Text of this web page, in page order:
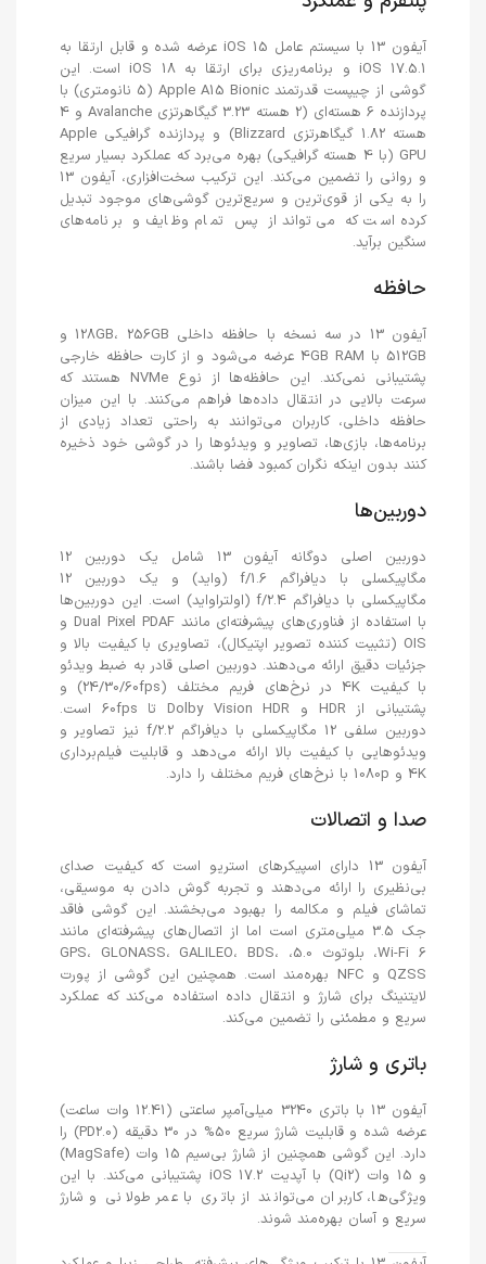
آیفون 13 با سیستم عامل iOS 15 عرضه شده و قابل ارتقا به
iOS 17.5.1 و برنامه‌ریزی برای ارتقا به iOS 18 است. این
گوشی از چیپست قدرتمند Apple A15 Bionic (5 نانومتری) با
پردازنده 6 هسته‌ای (2 هسته 3.23 گیگاهرتزی Avalanche و 4
هسته 1.82 گیگاهرتزی Blizzard) و پردازنده گرافیکی Apple
GPU (با 4 هسته گرافیکی) بهره می‌برد که عملکرد بسیار سریع
و روانی را تضمین می‌کند. این ترکیب سخت‌افزاری، آیفون 13
را به یکی از قوی‌ترین و سریع‌ترین گوشی‌های موجود تبدیل
کرده است که می‌تواند از پس تمام وظایف و برنامه‌های
سنگین برآید.
حافظه
آیفون 13 در سه نسخه با حافظه داخلی 128GB، 256GB و
512GB با 4GB RAM عرضه می‌شود و از کارت حافظه خارجی
پشتیبانی نمی‌کند. این حافظه‌ها از نوع NVMe هستند که
سرعت بالایی در انتقال داده‌ها فراهم می‌کنند. با این میزان
حافظه داخلی، کاربران می‌توانند به راحتی تعداد زیادی از
برنامه‌ها، بازی‌ها، تصاویر و ویدئوها را در گوشی خود ذخیره
کنند بدون اینکه نگران کمبود فضا باشند.
دوربین‌ها
دوربین اصلی دوگانه آیفون 13 شامل یک دوربین 12
مگاپیکسلی با دیافراگم f/1.6 (واید) و یک دوربین 12
مگاپیکسلی با دیافراگم f/2.4 (اولتراواید) است. این دوربین‌ها
با استفاده از فناوری‌های پیشرفته‌ای مانند Dual Pixel PDAF و
OIS (تثبیت کننده تصویر اپتیکال)، تصاویری با کیفیت بالا و
جزئیات دقیق ارائه می‌دهند. دوربین اصلی قادر به ضبط ویدئو
با کیفیت 4K در نرخ‌های فریم مختلف (24/30/60fps) و
پشتیبانی از HDR و Dolby Vision HDR تا 60fps است.
دوربین سلفی 12 مگاپیکسلی با دیافراگم f/2.2 نیز تصاویر و
ویدئوهایی با کیفیت بالا ارائه می‌دهد و قابلیت فیلم‌برداری
4K و 1080p با نرخ‌های فریم مختلف را دارد.
صدا و اتصالات
آیفون 13 دارای اسپیکرهای استریو است که کیفیت صدای
بی‌نظیری را ارائه می‌دهند و تجربه گوش دادن به موسیقی،
تماشای فیلم و مکالمه را بهبود می‌بخشند. این گوشی فاقد
جک 3.5 میلی‌متری است اما از اتصال‌های پیشرفته‌ای مانند
Wi-Fi 6، بلوتوث 5.0، GPS، GLONASS، GALILEO، BDS،
QZSS و NFC بهره‌مند است. همچنین این گوشی از پورت
لایتنینگ برای شارژ و انتقال داده استفاده می‌کند که عملکرد
سریع و مطمئنی را تضمین می‌کند.
باتری و شارژ
آیفون 13 با باتری 3240 میلی‌آمپر ساعتی (12.41 وات ساعت)
عرضه شده و قابلیت شارژ سریع 50% در 30 دقیقه (PD2.0) را
دارد. این گوشی همچنین از شارژ بی‌سیم 15 وات (MagSafe)
و 15 وات (Qi2) با آپدیت iOS 17.2 پشتیبانی می‌کند. با این
ویژگی‌ها، کاربران می‌توانند از باتری با عمر طولانی و شارژ
سریع و آسان بهره‌مند شوند.